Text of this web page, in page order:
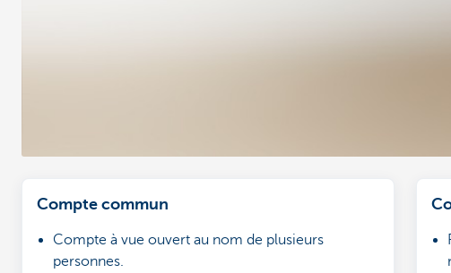
Compte commun
Compte à vue ouvert au nom de plusieurs
personnes.